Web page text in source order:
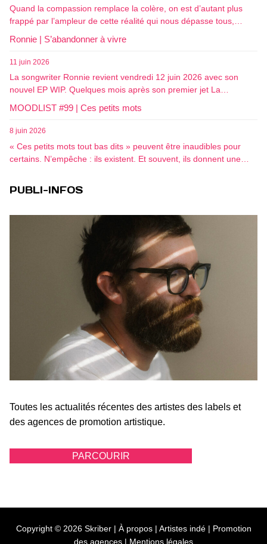
Quand la compassion remplace la colère, on est d’autant plus
frappé par l’ampleur de cette réalité qui nous dépasse tous,…
Ronnie | S’abandonner à vivre
11 juin 2026
La songwriter Ronnie revient vendredi 12 juin 2026 avec son
nouvel EP WIP. Quelques mois après son premier jet La…
MOODLIST #99 | Ces petits mots
8 juin 2026
« Ces petits mots tout bas dits » peuvent être inaudibles pour
certains. N’empêche : ils existent. Et souvent, ils donnent une…
PUBLI-INFOS
Toutes les actualités récentes des artistes des labels et
des agences de promotion artistique.
PARCOURIR
Copyright © 2026 Skriber | À propos| Artistes indé| Promotion
des agences | Mentions légales